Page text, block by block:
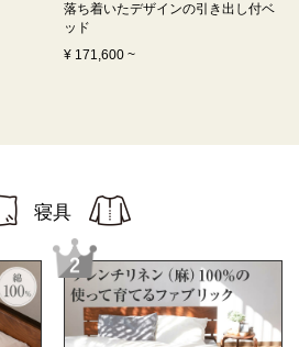
落ち着いたデザインの引き出し付ベ
ッド
¥ 171,600 ~
寝具